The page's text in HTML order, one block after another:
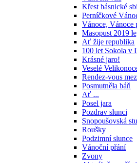
Křest básnické
Perníčkové
Vánoce, Vánoce
Masopust 2019
Ať žije republika
100 let Sokola v
Krásné jaro!
Veselé
Rendez-vous
Posmutněla báň
Ať ...
Posel jara
Pozdrav slunci
Snopoušovská
Roušky
Podzimní slunce
Vánoční přání
Zvony